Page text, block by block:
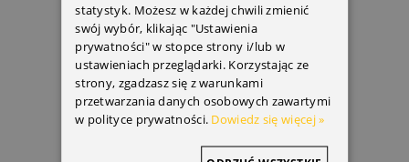
statystyk. Możesz w każdej chwili zmienić
swój wybór, klikając "Ustawienia
prywatności" w stopce strony i/lub w
ustawieniach przeglądarki. Korzystając ze
strony, zgadzasz się z warunkami
przetwarzania danych osobowych zawartymi
w polityce prywatności. Dowiedz się więcej »